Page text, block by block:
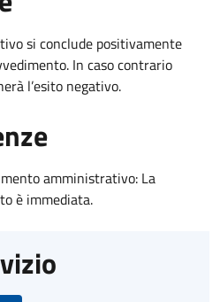
si conclude positivamente
In caso contrario
l’esito negativo.
amministrativo: La
è immediata.